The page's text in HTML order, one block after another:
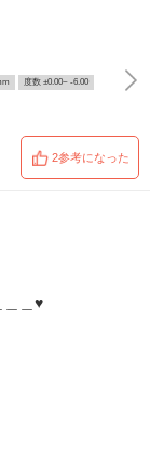
度数 ±0.00~ -6.00
2参考になった
＿＿♥️